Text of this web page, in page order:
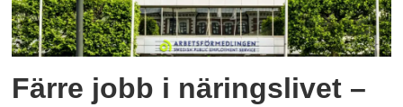
Färre jobb i näringslivet –